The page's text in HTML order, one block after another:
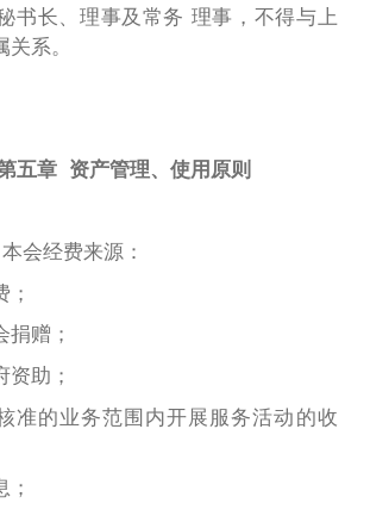
书长、理事及常务 理事，不得与上
系。
五章 资产管理、使用原则
会经费来源：
；
捐赠；
资助；
准的业务范围内开展服务活动的收
；